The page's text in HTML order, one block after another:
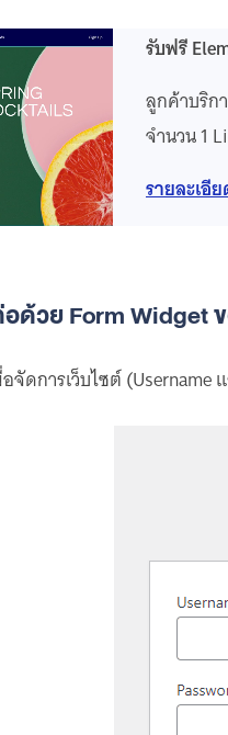
รับฟรี
ลูกค้าบริก
จำนวน 1
รายละเอี
วย Form Widget
จัดการเว็บไซต์